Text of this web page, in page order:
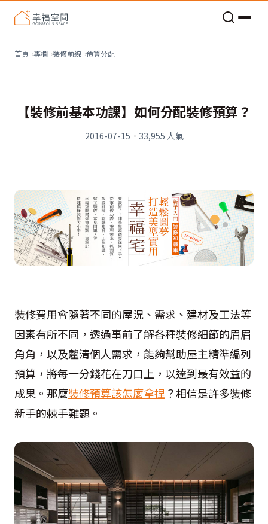
首頁 專欄 裝修前線 預算分配
【裝修前基本功課】如何分配裝修預算？
2016-07-15 · 33,955 人氣
裝修費用會隨著不同的屋況、需求、建材及工法等
因素有所不同，透過事前了解各種裝修細節的眉眉
角角，以及釐清個人需求，能夠幫助屋主精準編列
預算，將每一分錢花在刀口上，以達到最有效益的
成果。那麼裝修預算該怎麼拿捏 ？相信是許多裝修
新手的棘手難題。